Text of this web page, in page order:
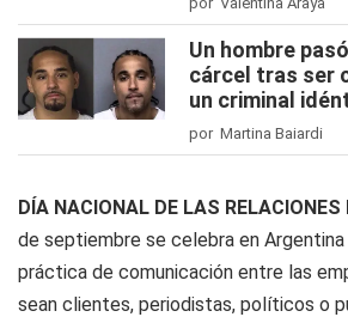
Un hombre
cárcel tras ser
un criminal
por Martina Baiardi
DÍA NACIONAL DE LAS
de septiembre se celebra en
práctica de comunicación entre las
sean clientes, periodistas, políticos o